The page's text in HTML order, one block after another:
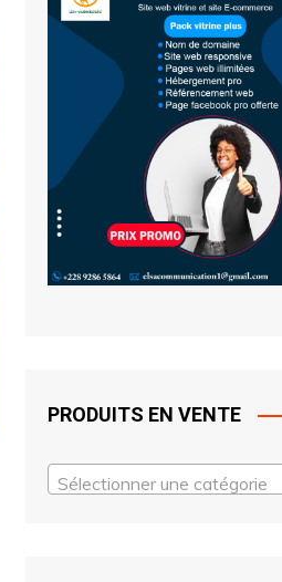
PRODUITS EN VENTE
Sélectionner une catégorie